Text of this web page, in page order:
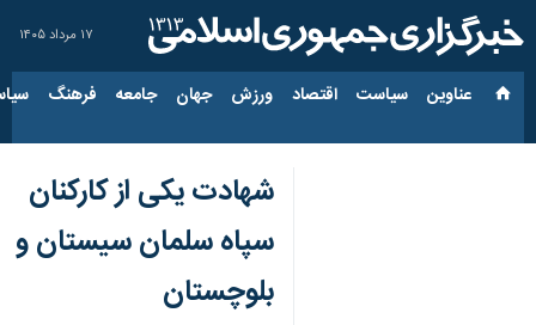
۱۷ مرداد ۱۴۰۵
عناوین‌ سیاست اقتصاد ورزش جهان جامعه فرهنگ
شهادت یکی از کارکنان
سپاه سلمان سیستان و
بلوچستان